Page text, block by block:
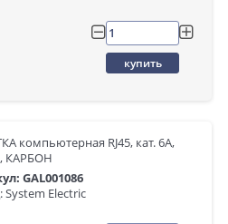
купить
компьютерная RJ45, кат. 6A,
КАРБОН
GAL001086
System Electric